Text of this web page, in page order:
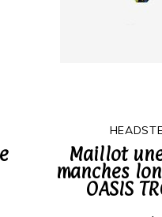
Maillot
manches
OASIS